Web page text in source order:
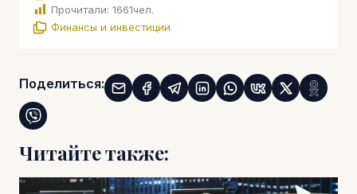
Прочитали: 1661чел.
Финансы и инвестиции
Поделиться:
Читайте также: